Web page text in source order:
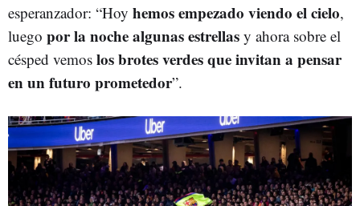
esperanzador: “Hoy hemos empezado viendo el cielo,
luego por la noche algunas estrellas y ahora sobre el
césped vemos los brotes verdes que invitan a pensar
en un futuro prometedor”.